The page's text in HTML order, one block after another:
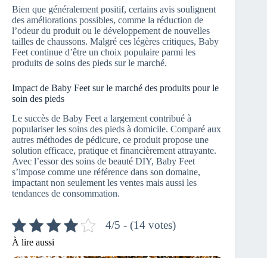
Bien que généralement positif, certains avis soulignent
des améliorations possibles, comme la réduction de
l’odeur du produit ou le développement de nouvelles
tailles de chaussons. Malgré ces légères critiques, Baby
Feet continue d’être un choix populaire parmi les
produits de soins des pieds sur le marché.
Impact de Baby Feet sur le marché des produits pour le
soin des pieds
Le succès de Baby Feet a largement contribué à
populariser les soins des pieds à domicile. Comparé aux
autres méthodes de pédicure, ce produit propose une
solution efficace, pratique et financièrement attrayante.
Avec l’essor des soins de beauté DIY, Baby Feet
s’impose comme une référence dans son domaine,
impactant non seulement les ventes mais aussi les
tendances de consommation.
4/5 - (14 votes)
À lire aussi